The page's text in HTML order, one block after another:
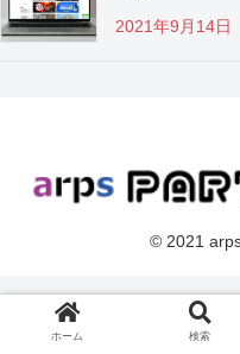
2021年9月14日
© 2021
ホーム 検索